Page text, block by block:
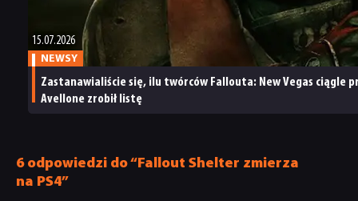
na przyszłość
15.07.2026
NEWSY
Zastanawialiście się, ilu twórców Fallouta: New Vegas ciągle
Avellone zrobił listę
6 odpowiedzi do “Fallout Shelter zmierza
na PS4”